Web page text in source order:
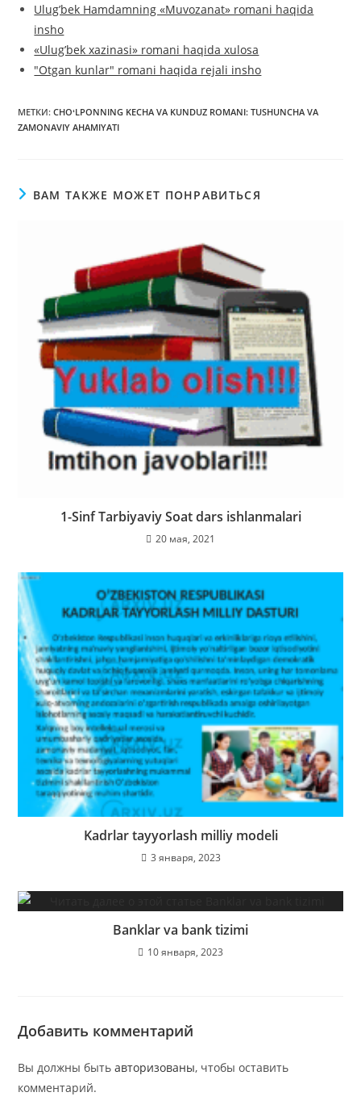
Ulug’bek Hamdamning «Muvozanat» romani haqida
insho
«Ulug’bek xazinasi» romani haqida xulosa
"Otgan kunlar" romani haqida rejali insho
МЕТКИ:CHOʻLPONNING KECHA VA KUNDUZ ROMANI: TUSHUNCHA VA
ZAMONAVIY AHAMIYATI
ВАМ ТАКЖЕ МОЖЕТ ПОНРАВИТЬСЯ
1-Sinf Tarbiyaviy Soat dars ishlanmalari
20 мая, 2021
Kadrlar tayyorlash milliy modeli
3 января, 2023
Banklar va bank tizimi
10 января, 2023
Добавить комментарий
Вы должны бытьавторизованы, чтобы оставить
комментарий.